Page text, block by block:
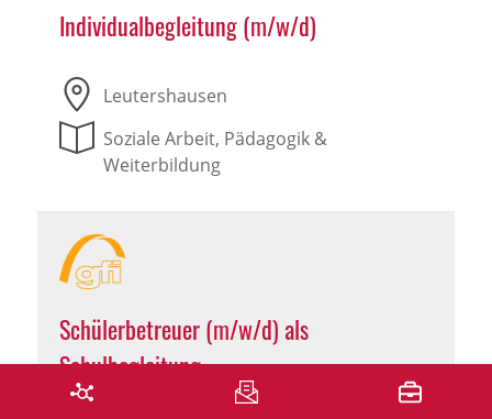
Individualbegleitung (m/w/d)
Leutershausen
Soziale Arbeit, Pädagogik &
Weiterbildung
Schülerbetreuer (m/w/d) als
Schulbegleitung